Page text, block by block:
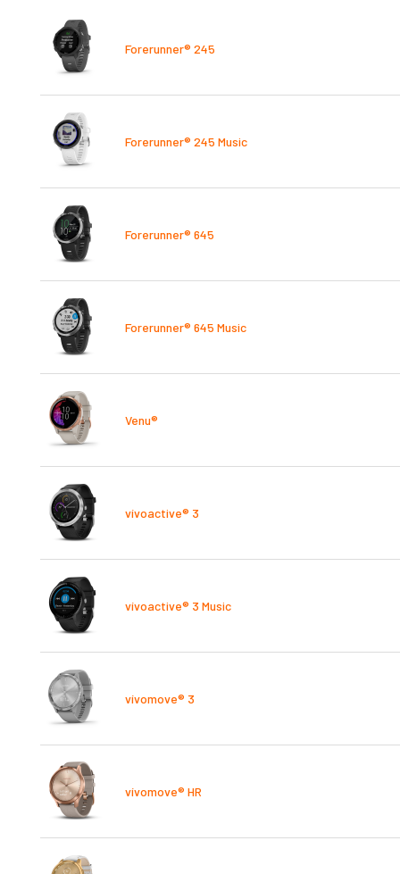
Forerunner® 245
Forerunner® 245 Music
Forerunner® 645
Forerunner® 645 Music
Venu®
vívoactive® 3
vívoactive® 3 Music
vívomove® 3
vívomove® HR